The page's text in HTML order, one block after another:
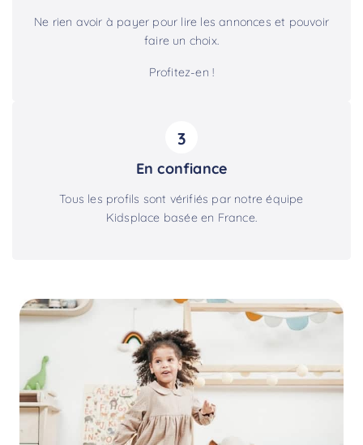
Ne rien avoir à payer pour lire les annonces et pouvoir
faire un choix.
Profitez-en !
3
En confiance
Tous les profils sont vérifiés par notre équipe
Kidsplace basée en France.